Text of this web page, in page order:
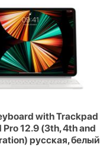
with Trackpad
Pro 12.9 (3th, 4th and
русская, белый